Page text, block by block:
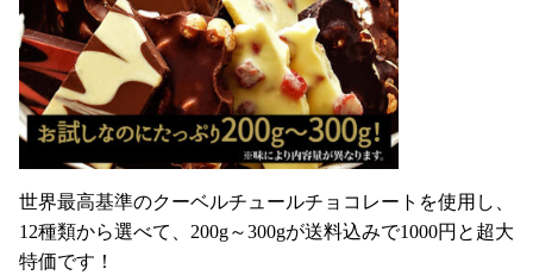
世界最高基準のクーベルチュールチョコレートを使用し、
12種類から選べて、200g～300gが送料込みで1000円と超大
特価です！